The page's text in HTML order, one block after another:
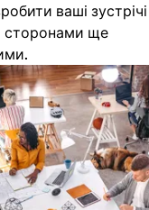
ваші зустрічі
сторонами ще